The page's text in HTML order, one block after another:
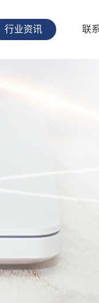
行业资讯 联